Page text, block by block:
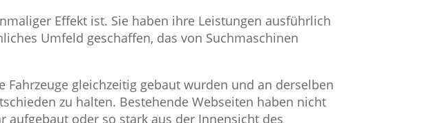
Effekt ist. Sie haben ihre Leistungen ausführlich
Umfeld geschaffen, das von Suchmaschinen
gleichzeitig gebaut wurden und an derselben
zu halten. Bestehende Webseiten haben nicht
oder so stark aus der Innensicht des